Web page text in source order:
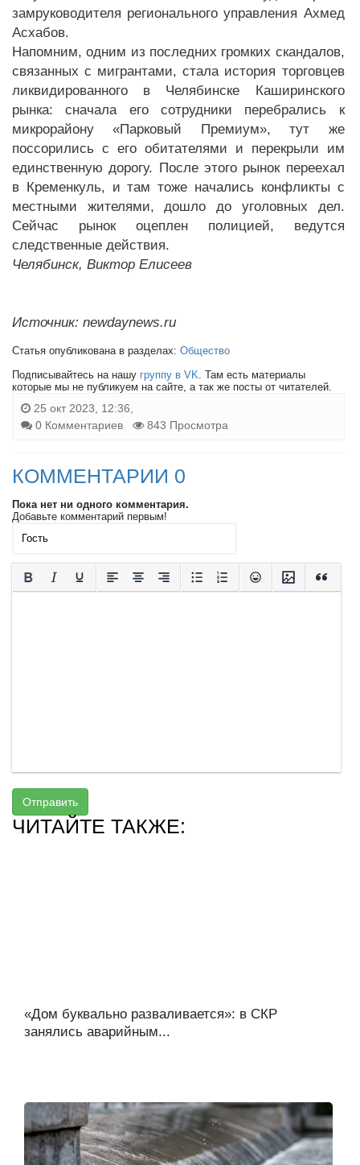
замруководителя регионального управления Ахмед
Асхабов.
Напомним, одним из последних громких скандалов,
связанных с мигрантами, стала история торговцев
ликвидированного в Челябинске Каширинского
рынка: сначала его сотрудники перебрались к
микрорайону «Парковый Премиум», тут же
поссорились с его обитателями и перекрыли им
единственную дорогу. После этого рынок переехал
в Кременкуль, и там тоже начались конфликты с
местными жителями, дошло до уголовных дел.
Сейчас рынок оцеплен полицией, ведутся
следственные действия.
Челябинск, Виктор Елисеев
Источник: newdaynews.ru
Статья опубликована в разделах: Общество
Подписывайтесь на нашу группу в VK . Там есть материалы
которые мы не публикуем на сайте, а так же посты от читателей.
25 окт 2023, 12:36,
0 Комментариев
843 Просмотра
КОММЕНТАРИИ 0
Пока нет ни одного комментария.
Добавьте комментарий первым!
Отправить
ЧИТАЙТЕ ТАКЖЕ:
«Дом буквально разваливается»: в СКР
занялись аварийным...